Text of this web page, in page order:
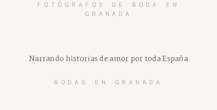
FOTÓGRAFOS DE BODA EN
GRANADA
BODAS EN GRANADA
Narrando historias de amor por toda España